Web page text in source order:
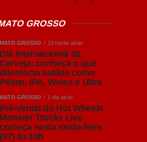
GROSSO
MATO GROSSO 13 horas atrás
Dia Internacional da
Cerveja: conheça o que
diferencia estilos como
Pilsen, IPA, Weiss e Ultra
MATO GROSSO 1 dia atrás
Pré-venda do Hot Wheels
Monster Trucks Live
começa nesta sexta-feira
(07) às 10h